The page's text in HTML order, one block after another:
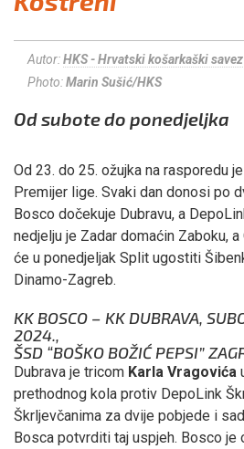
Autor:HKS - Hrvatski košarkaški savez
Photo:Marin Sušić/HKS
Od subote do ponedjeljka
Od 23. do 25. ožujka na rasporedu
Premijer lige. Svaki dan donosi po
Bosco dočekuje Dubravu, a
nedjelju je Zadar domaćin Zaboku,
će u ponedjeljak Split ugostiti
Dinamo-Zagreb.
KK BOSCO – KK DUBRAVA,
2024.,
ŠSD “BOŠKO BOŽIĆ PEPSI”
Dubrava je tricom Karla Vragovića
prethodnog kola protiv DepoLink
Škrljevčanima za dvije pobjede i
Bosca potvrditi taj uspjeh. Bosco je